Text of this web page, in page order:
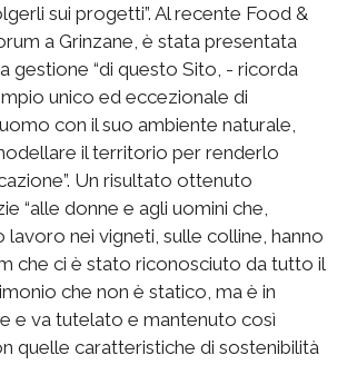
sui progetti”. Al recente Food &
a Grinzane, è stata presentata
gestione “di questo Sito, - ricorda
unico ed eccezionale di
con il suo ambiente naturale,
il territorio per renderlo
Un risultato ottenuto
“alle donne e agli uomini che,
nei vigneti, sulle colline, hanno
che ci è stato riconosciuto da tutto il
che non è statico, ma è in
e va tutelato e mantenuto così
quelle caratteristiche di sostenibilità